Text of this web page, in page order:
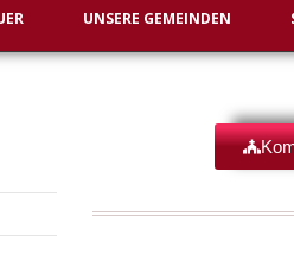
UNSERE GEMEINDEN